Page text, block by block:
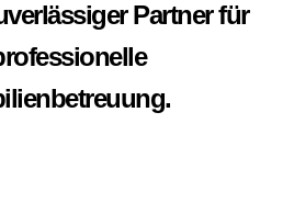
Partner für